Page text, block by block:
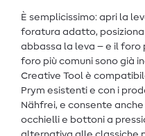
È semplicissimo: apri la
foratura adatto,
abbassa la leva – e il foro
foro più comuni sono già
Creative Tool è
Prym esistenti e con i
Nähfrei, e consente
occhielli e bottoni a